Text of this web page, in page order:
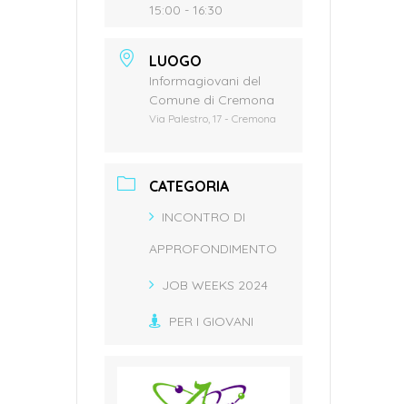
15:00 - 16:30
LUOGO
Informagiovani del
Comune di Cremona
Via Palestro, 17 - Cremona
CATEGORIA
INCONTRO DI
APPROFONDIMENTO
JOB WEEKS 2024
PER I GIOVANI